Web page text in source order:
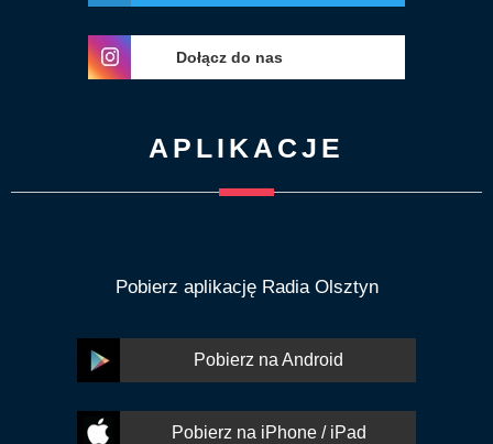
Dołącz do nas
APLIKACJE
Pobierz aplikację Radia Olsztyn
Pobierz na Android
Pobierz na iPhone / iPad